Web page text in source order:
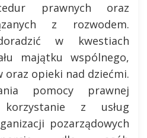
prawnych oraz
z rozwodem.
w kwestiach
majątku wspólnego,
opieki nad dziećmi.
pomocy prawnej
z usług
pozarządowych